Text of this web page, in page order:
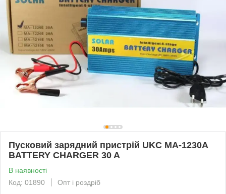
Пусковий зарядний пристрій UKC MA-1230A
BATTERY CHARGER 30 A
В наявності
Код: 01890
Опт і роздріб